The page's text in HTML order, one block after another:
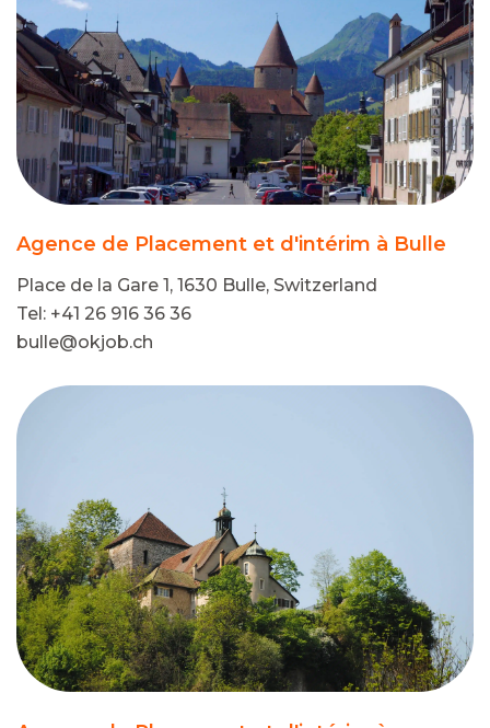
Agence de Placement et d'intérim à Bulle
Place de la Gare 1, 1630 Bulle, Switzerland
Tel: +41 26 916 36 36
bulle@okjob.ch